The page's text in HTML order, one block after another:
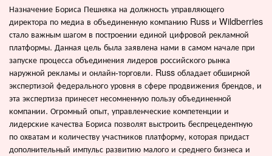
Назначение Бориса Пешняка на должность управляющего
директора по медиа в объединенную компанию Russ и Wildberries
стало важным шагом в построении единой цифровой рекламной
платформы. Данная цель была заявлена нами в самом начале при
запуске процесса объединения лидеров российского рынка
наружной рекламы и онлайн-торговли. Russ обладает обширной
экспертизой федерального уровня в сфере продвижения брендов, и
эта экспертиза принесет несомненную пользу объединенной
компании. Огромный опыт, управленческие компетенции и
лидерские качества Бориса позволят выстроить беспрецедентную
по охватам и количеству участников платформу, которая придаст
дополнительный импульс развитию малого и среднего бизнеса и